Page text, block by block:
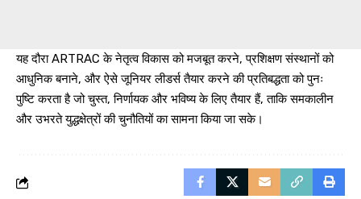
यह दौरा ARTRAC के नेतृत्व विकास को मजबूत करने, प्रशिक्षण संस्थानों को
आधुनिक बनाने, और ऐसे जूनियर लीडर्स तैयार करने की प्रतिबद्धता को पुनः
पुष्टि करता है जो चुस्त, निर्णायक और भविष्य के लिए तैयार हैं, ताकि समकालीन
और उभरते युद्धक्षेत्रों की चुनौतियों का सामना किया जा सके।